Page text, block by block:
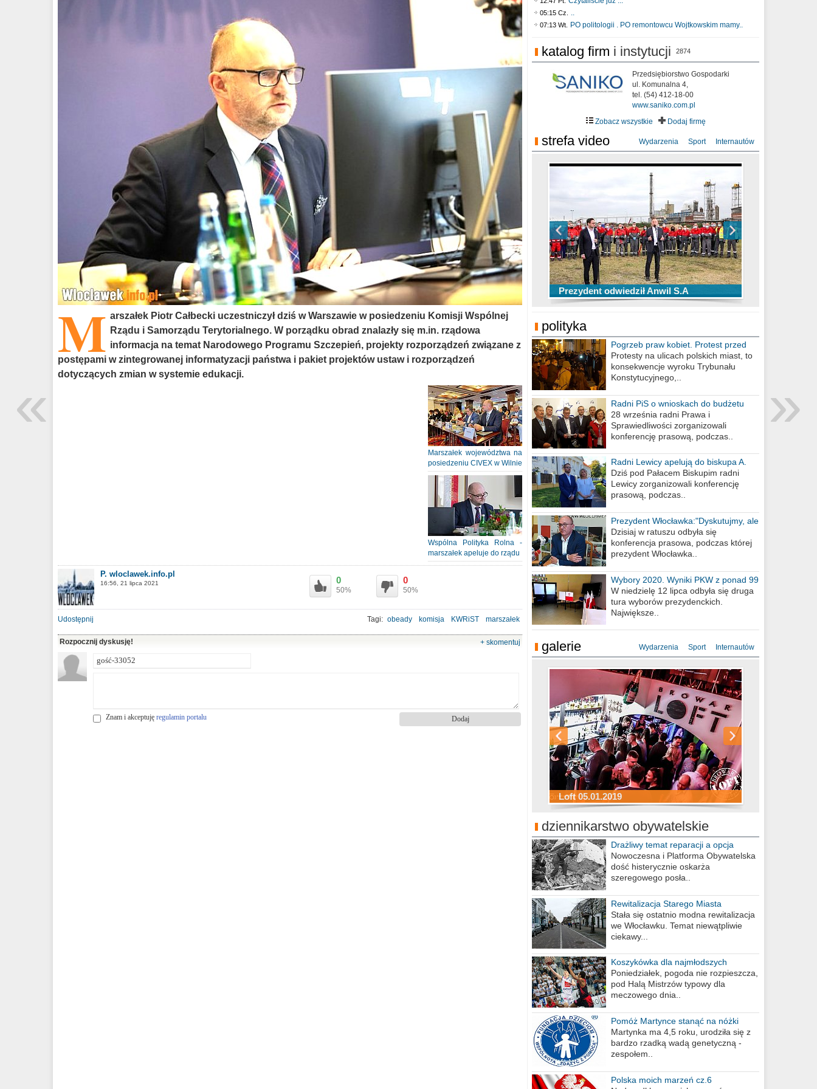
M arszałek Piotr Całbecki uczestniczył dziś w Warszawie w posiedzeniu Komisji Wspólnej
Rządu i Samorządu Terytorialnego. W porządku obrad znalazły się m.in. rządowa
informacja na temat Narodowego Programu Szczepień, projekty rozporządzeń związane z
postępami w zintegrowanej informatyzacji państwa i pakiet projektów ustaw i rozporządzeń
dotyczących zmian w systemie edukacji.
Marszałek województwa na
posiedzeniu CIVEX w Wilnie
Wspólna Polityka Rolna -
marszałek apeluje do rządu
P. wloclawek.info.pl
16:56, 21 lipca 2021 0
50%
0
50%
Udostępnij Tagi: obeady komisja KWRiST marszałek
Rozpocznij dyskusję! + skomentuj
Znam i akceptuję regulamin portalu
05:15 Cz. ..
07:13 Wt. PO politologii . PO remontowcu Wojtkowskim mamy..
katalog firm i instytucji 2874
Przedsiębiorstwo Gospodarki
ul. Komunalna 4,
tel. (54) 412-18-00
www.saniko.com.pl
Zobacz wszystkie
Dodaj firmę
strefa video Wydarzenia Sport Internautów
Prezydent odwiedził Anwil S.A
TOP 10 przechwytów Anwilu Włocławek
w EBL w sezonie 2019/2020
TOP 5 rzutów Anwilu Włocławek w BCL
w sezonie 2019/2020
Ni To Ponk - W oczach mamy strach
sixf33t .Last Year DRONE FOOTAGE
Włocławek
XXIII Sesja Rady Miasta Włocławek VIII
kadencji w dniu 09.06.2020 r.
polityka
Pogrzeb praw kobiet. Protest przed
biurem poselskim PiS
Protesty na ulicach polskich miast, to
konsekwencje wyroku Trybunału
Konstytucyjnego,..
Radni PiS o wnioskach do budżetu
miasta na 2021 rok
28 września radni Prawa i
Sprawiedliwości zorganizowali
konferencję prasową, podczas..
Radni Lewicy apelują do biskupa A.
Wiesława Meringa
Dziś pod Pałacem Biskupim radni
Lewicy zorganizowali konferencję
prasową, podczas..
Prezydent Włocławka:"Dyskutujmy, ale
nie obrażajmy się”
Dzisiaj w ratuszu odbyła się
konferencja prasowa, podczas której
prezydent Włocławka..
Wybory 2020. Wyniki PKW z ponad 99
procent obwodów
W niedzielę 12 lipca odbyła się druga
tura wyborów prezydenckich.
Największe..
galerie Wydarzenia Sport Internautów
Loft 05.01.2019
Sylwester Podgrodzie 31.12.2018
Sylwester Pensjonat Michelin 31.12.2018
Sylwester Hotel Młyn 31.12.2018
Sylwester Miejski 31.12.2018
Sylwester Loft 31.12.2018
dziennikarstwo obywatelskie
Drażliwy temat reparacji a opcja
berlińska
Nowoczesna i Platforma Obywatelska
dość histerycznie oskarża
szeregowego posła..
Rewitalizacja Starego Miasta
Stała się ostatnio modna rewitalizacja
we Włocławku. Temat niewątpliwie
ciekawy...
Koszykówka dla najmłodszych
Poniedziałek, pogoda nie rozpieszcza,
pod Halą Mistrzów typowy dla
meczowego dnia..
Pomóż Martynce stanąć na nóżki
Martynka ma 4,5 roku, urodziła się z
bardzo rzadką wadą genetyczną -
zespołem..
Polska moich marzeń cz.6
»
«